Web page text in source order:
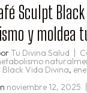
Sculpt Black
y moldea
Tu Divina Salud
Black Vida Divina,
noviembre 12, 2025